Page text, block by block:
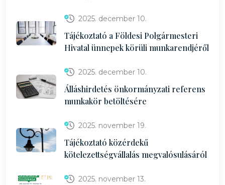
2025. december 10.
Tájékoztató a Földesi Polgármesteri
Hivatal ünnepek körüli munkarendjéről
2025. december 10.
Álláshirdetés önkormányzati referens
munkakör betöltésére
2025. november 19.
Tájékoztató közérdekű
kötelezettségvállalás megvalósulásáról
2025. november 13.